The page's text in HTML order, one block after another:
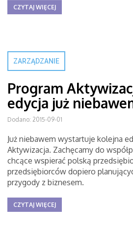
CZYTAJ WIĘCEJ
ZARZĄDZANIE
Program
edycja już
Dodano: 2015-09-01
Już niebawem wystartuje kolejna
Aktywizacja. Zachęcamy do
chcące wspierać polską
przedsiębiorców dopiero
przygody z biznesem.
CZYTAJ WIĘCEJ